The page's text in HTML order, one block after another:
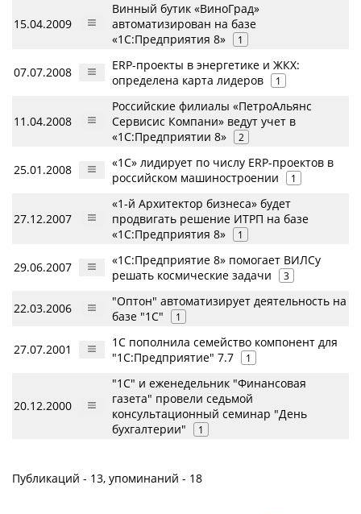
15.04.2009
Винный бутик «ВиноГрад»
автоматизирован на базе
«1С:Предприятия 8»
1
07.07.2008
ERP-проекты в энергетике и ЖКХ:
определена карта лидеров
1
11.04.2008
Российские филиалы «ПетроАльянс
Сервисис Компани» ведут учет в
«1С:Предприятии 8»
2
25.01.2008
«1С» лидирует по числу ERP-проектов в
российском машиностроении
1
27.12.2007
«1-й Архитектор бизнеса» будет
продвигать решение ИТРП на базе
«1С:Предприятия 8»
1
29.06.2007
«1С:Предприятие 8» помогает ВИЛСу
решать космические задачи
3
22.03.2006
"Оптон" автоматизирует деятельность на
базе "1С"
1
27.07.2001
1С пополнила семейство компонент для
"1С:Предприятие" 7.7
1
20.12.2000
"1С" и еженедельник "Финансовая
газета" провели седьмой
консультационный семинар "День
бухгалтерии"
1
Публикаций - 13, упоминаний - 18